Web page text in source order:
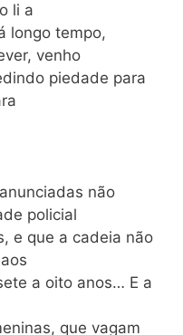
li a
longo tempo,
venho
piedade para
não
policial
e que a cadeia não
a oito anos… E a
que vagam